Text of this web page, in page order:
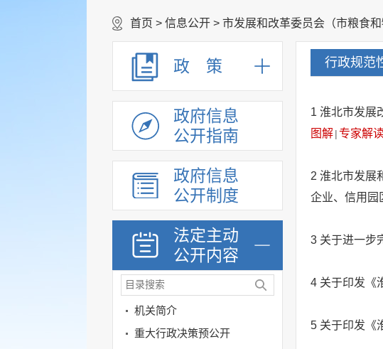
首页 > 信息公开 > 市发展和改革委员会（市粮食和
政 策
政府信息
公开指南
政府信息
公开制度
法定主动
公开内容
机关简介
重大行政决策预公开
行政规范
1 淮北市发展
图解|专家解
2 淮北市发展
企业、信用园
3 关于进一步
4 关于印发《
5 关于印发《